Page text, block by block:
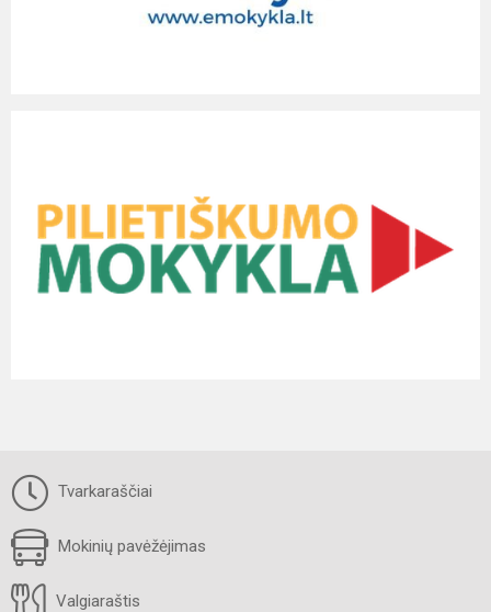
Tvarkaraščiai
Mokinių pavėžėjimas
Valgiaraštis